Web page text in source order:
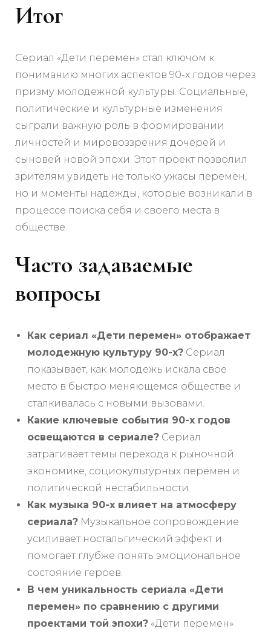
Итог
Сериал «Дети перемен» стал ключом к
пониманию многих аспектов 90-х годов через
призму молодежной культуры. Социальные,
политические и культурные изменения
сыграли важную роль в формировании
личностей и мировоззрения дочерей и
сыновей новой эпохи. Этот проект позволил
зрителям увидеть не только ужасы перемен,
но и моменты надежды, которые возникали в
процессе поиска себя и своего места в
обществе.
Часто задаваемые
вопросы
Как сериал «Дети перемен» отображает
молодежную культуру 90-х? Сериал
показывает, как молодежь искала свое
место в быстро меняющемся обществе и
сталкивалась с новыми вызовами.
Какие ключевые события 90-х годов
освещаются в сериале? Сериал
затрагивает темы перехода к рыночной
экономике, социокультурных перемен и
политической нестабильности.
Как музыка 90-х влияет на атмосферу
сериала? Музыкальное сопровождение
усиливает ностальгический эффект и
помогает глубже понять эмоциональное
состояние героев.
В чем уникальность сериала «Дети
перемен» по сравнению с другими
проектами той эпохи? «Дети перемен»